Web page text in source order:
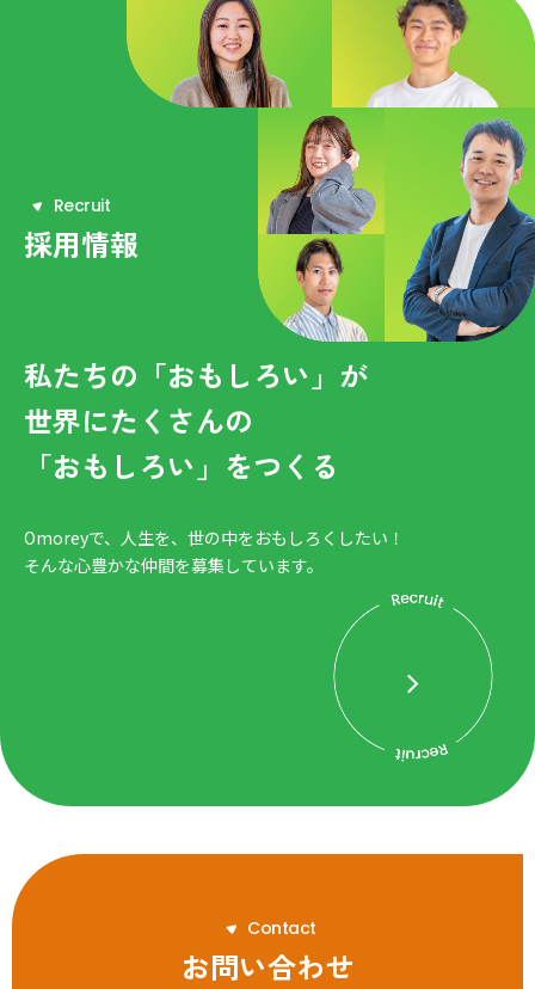
Recruit
採用情報
私たちの「おもしろい」が
世界にたくさんの
「おもしろい」をつくる
Omoreyで、人生を、世の中をおもしろくしたい！
そんな心豊かな仲間を募集しています。
Contact
お問い合わせ